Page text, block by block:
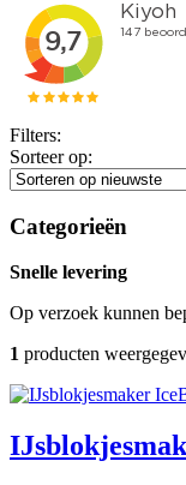
Filters:
Sorteer op:
Categorieën
Snelle levering
Op verzoek kunnen
1 producten